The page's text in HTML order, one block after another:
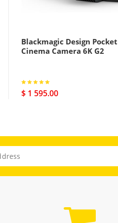
Blackmagic Design Pocket
Cinema Camera 6K G2
$ 1 595.00